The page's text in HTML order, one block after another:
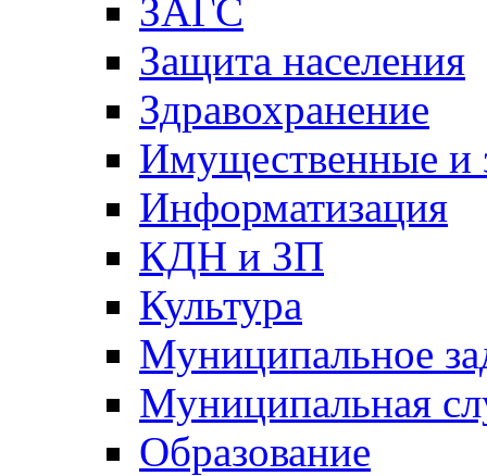
ЗАГС
Защита населения
Здравохранение
Имущественные и
Информатизация
КДН и ЗП
Культура
Муниципальное
Муниципальная
Образование